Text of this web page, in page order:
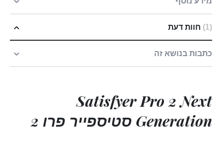
1 חוות דעת
כתבות בנושא זה
Satisfyer Pro 2 Next
Generation סטיספייר פרו 2